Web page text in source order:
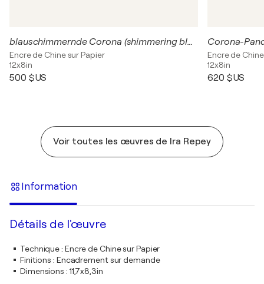
blauschimmernde Corona (shimmering blue Corona)
Encre de Chine sur Papier
12x8in
500 $US
Corona-
Encre de
12x8in
620 $US
Voir toutes les œuvres de Ira Repey
Information
Détails de l'œuvre
Technique: Encre de Chine sur Papier
Finitions : Encadrement sur demande
Dimensions : 11,7x8,3in